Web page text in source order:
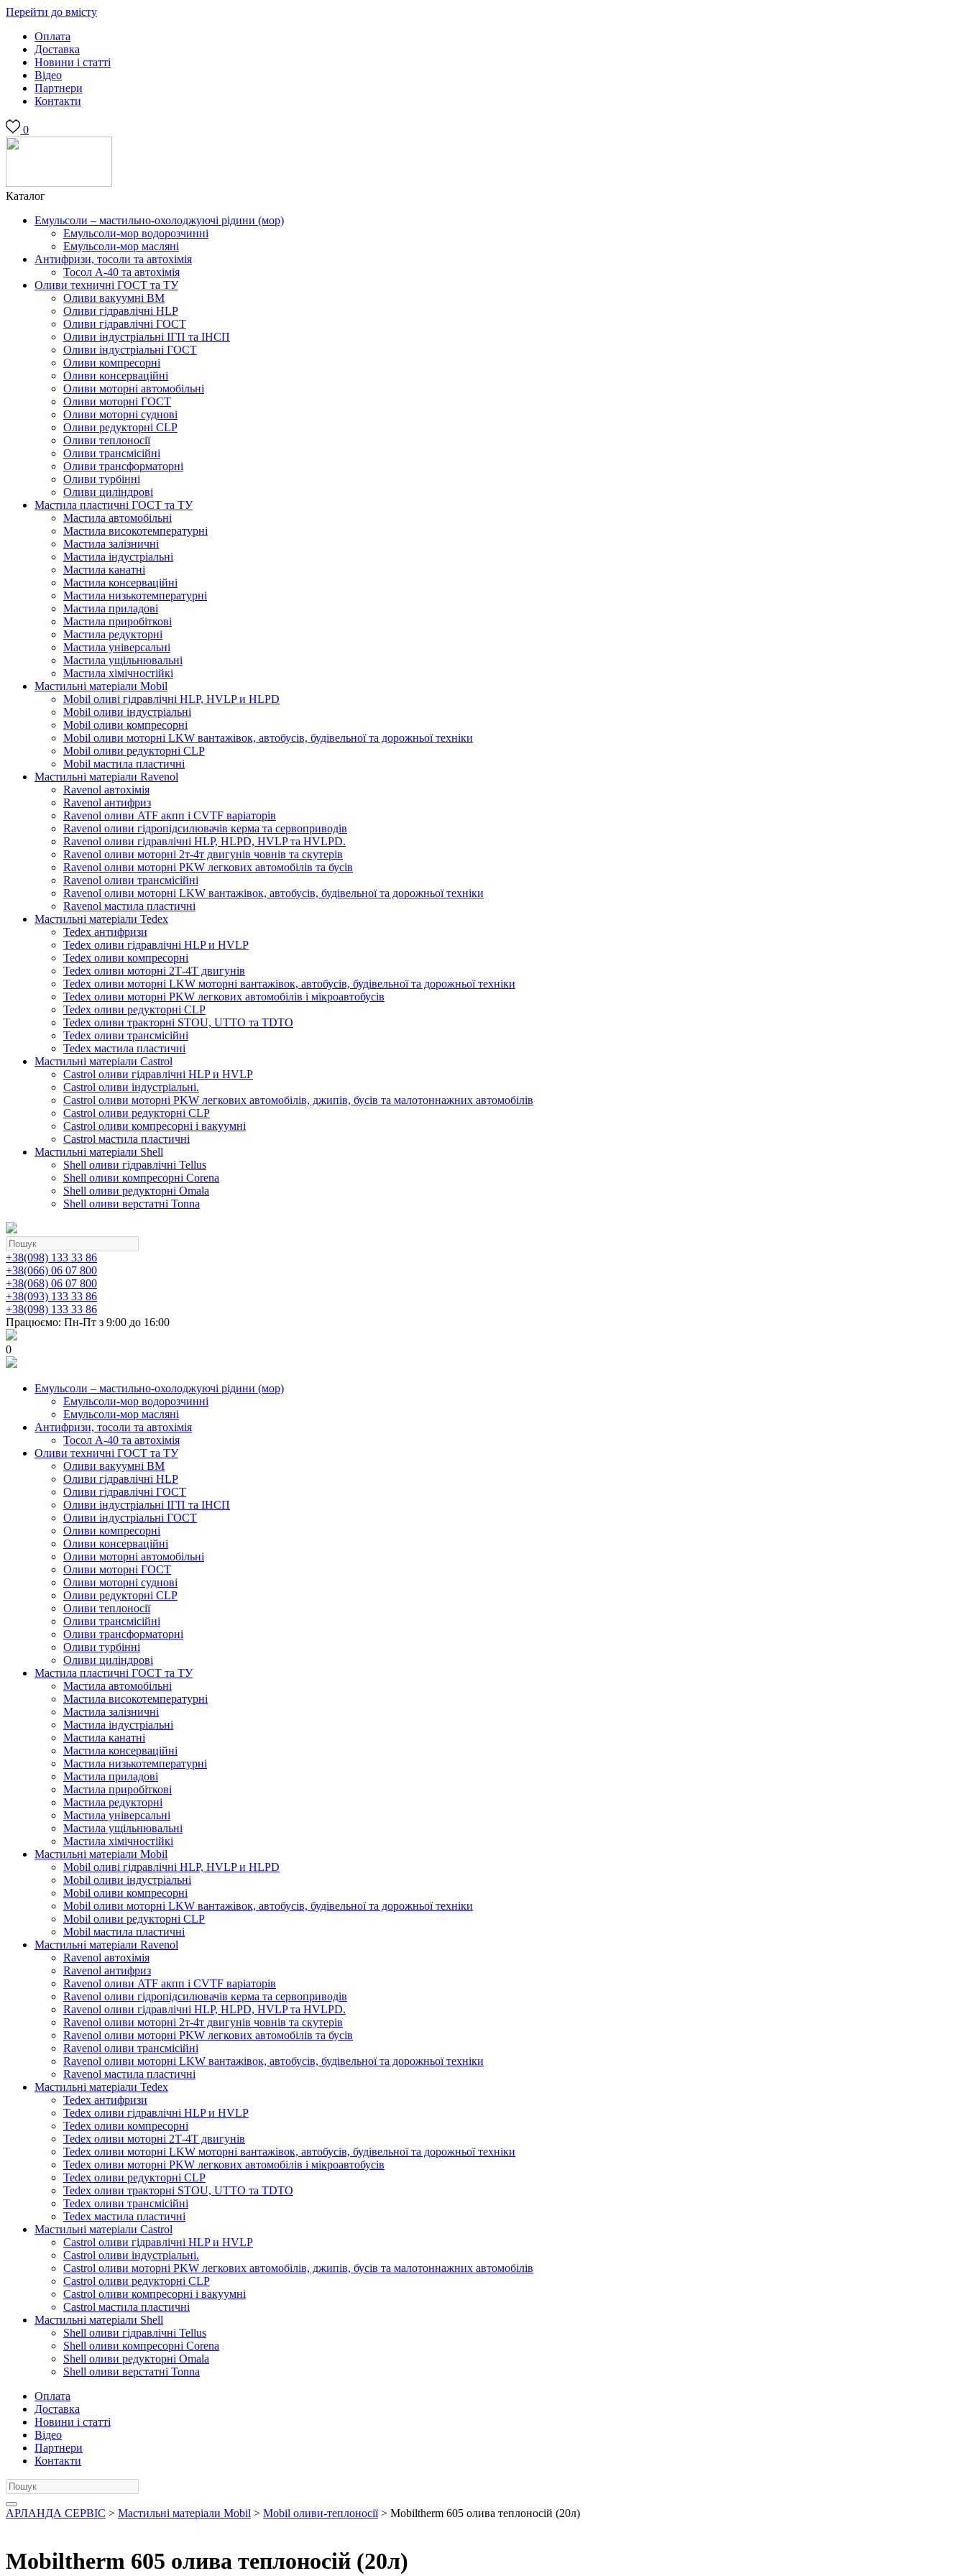
Перейти до вмісту
Оплата
Доставка
Новини і статті
Відео
Партнери
Контакти
0
Каталог
Емульсоли – мастильно-охолоджуючі рідини (мор)
Емульсоли-мор водорозчинні
Емульсоли-мор масляні
Антифризи, тосоли та автохімія
Тосол А-40 та автохімія
Оливи техничні ГОСТ та ТУ
Оливи вакуумні ВМ
Оливи гідравлічні HLP
Оливи гідравлічні ГОСТ
Оливи індустріальні ІГП та ІНСП
Оливи індустріальні ГОСТ
Оливи компресорні
Оливи консерваційні
Оливи моторні автомобільні
Оливи моторні ГОСТ
Оливи моторні суднові
Оливи редукторні CLP
Оливи теплоносії
Оливи трансмісійні
Оливи трансформаторні
Оливи турбінні
Оливи циліндрові
Мастила пластичні ГОСТ та ТУ
Мастила автомобільні
Мастила високотемпературні
Мастила залізничні
Мастила індустріальні
Мастила канатні
Мастила консерваційні
Мастила низькотемпературні
Мастила приладові
Мастила приробіткові
Мастила редукторні
Мастила універсальні
Мастила ущільнювальні
Мастила хімічностійкі
Мастильні матеріали Mobil
Mobil оливі гідравлічні HLP, HVLP и HLPD
Mobil оливи індустріальні
Mobil оливи компресорні
Mobil оливи моторні LKW вантажівок, автобусів, будівельної та дорожньої техніки
Mobil оливи редукторні CLP
Mobil мастила пластичні
Мастильні матеріали Ravenol
Ravenol автохімія
Ravenol антифриз
Ravenol оливи ATF акпп і CVTF варіаторів
Ravenol оливи гідропідсилювачів керма та сервоприводів
Ravenol оливи гідравлічні HLP, HLPD, HVLP та HVLPD.
Ravenol оливи моторні 2т-4т двигунів човнів та скутерів
Ravenol оливи моторні PKW легкових автомобілів та бусів
Ravenol оливи трансмісійні
Ravenol оливи моторні LKW вантажівок, автобусів, будівельної та дорожньої техніки
Ravenol мастила пластичні
Мастильні матеріали Tedex
Tedex антифризи
Tedex оливи гідравлічні HLP и HVLP
Tedex оливи компресорні
Tedex оливи моторні 2Т-4Т двигунів
Tedex оливи моторні LKW моторні вантажівок, автобусів, будівельної та дорожньої техніки
Tedex оливи моторні PKW легкових автомобілів і мікроавтобусів
Tedex оливи редукторні CLP
Tedex оливи тракторні STOU, UTTO та TDTO
Tedex оливи трансмісійні
Tedex мастила пластичні
Мастильні матеріали Castrol
Castrol оливи гідравлічні HLP и HVLP
Castrol оливи індустріальні.
Castrol оливи моторні PKW легкових автомобілів, джипів, бусів та малотоннажних автомобілів
Castrol оливи редукторні CLP
Castrol оливи компресорні і вакуумні
Castrol мастила пластичні
Мастильні матеріали Shell
Shell оливи гідравлічні Tellus
Shell оливи компресорні Corena
Shell оливи редукторні Omala
Shell оливи верстатні Tonna
+38(098) 133 33 86
+38(066) 06 07 800
+38(068) 06 07 800
+38(093) 133 33 86
+38(098) 133 33 86
Працюємо: Пн-Пт з 9:00 до 16:00
0
Емульсоли – мастильно-охолоджуючі рідини (мор)
Емульсоли-мор водорозчинні
Емульсоли-мор масляні
Антифризи, тосоли та автохімія
Тосол А-40 та автохімія
Оливи техничні ГОСТ та ТУ
Оливи вакуумні ВМ
Оливи гідравлічні HLP
Оливи гідравлічні ГОСТ
Оливи індустріальні ІГП та ІНСП
Оливи індустріальні ГОСТ
Оливи компресорні
Оливи консерваційні
Оливи моторні автомобільні
Оливи моторні ГОСТ
Оливи моторні суднові
Оливи редукторні CLP
Оливи теплоносії
Оливи трансмісійні
Оливи трансформаторні
Оливи турбінні
Оливи циліндрові
Мастила пластичні ГОСТ та ТУ
Мастила автомобільні
Мастила високотемпературні
Мастила залізничні
Мастила індустріальні
Мастила канатні
Мастила консерваційні
Мастила низькотемпературні
Мастила приладові
Мастила приробіткові
Мастила редукторні
Мастила універсальні
Мастила ущільнювальні
Мастила хімічностійкі
Мастильні матеріали Mobil
Mobil оливі гідравлічні HLP, HVLP и HLPD
Mobil оливи індустріальні
Mobil оливи компресорні
Mobil оливи моторні LKW вантажівок, автобусів, будівельної та дорожньої техніки
Mobil оливи редукторні CLP
Mobil мастила пластичні
Мастильні матеріали Ravenol
Ravenol автохімія
Ravenol антифриз
Ravenol оливи ATF акпп і CVTF варіаторів
Ravenol оливи гідропідсилювачів керма та сервоприводів
Ravenol оливи гідравлічні HLP, HLPD, HVLP та HVLPD.
Ravenol оливи моторні 2т-4т двигунів човнів та скутерів
Ravenol оливи моторні PKW легкових автомобілів та бусів
Ravenol оливи трансмісійні
Ravenol оливи моторні LKW вантажівок, автобусів, будівельної та дорожньої техніки
Ravenol мастила пластичні
Мастильні матеріали Tedex
Tedex антифризи
Tedex оливи гідравлічні HLP и HVLP
Tedex оливи компресорні
Tedex оливи моторні 2Т-4Т двигунів
Tedex оливи моторні LKW моторні вантажівок, автобусів, будівельної та дорожньої техніки
Tedex оливи моторні PKW легкових автомобілів і мікроавтобусів
Tedex оливи редукторні CLP
Tedex оливи тракторні STOU, UTTO та TDTO
Tedex оливи трансмісійні
Tedex мастила пластичні
Мастильні матеріали Castrol
Castrol оливи гідравлічні HLP и HVLP
Castrol оливи індустріальні.
Castrol оливи моторні PKW легкових автомобілів, джипів, бусів та малотоннажних автомобілів
Castrol оливи редукторні CLP
Castrol оливи компресорні і вакуумні
Castrol мастила пластичні
Мастильні матеріали Shell
Shell оливи гідравлічні Tellus
Shell оливи компресорні Corena
Shell оливи редукторні Omala
Shell оливи верстатні Tonna
Оплата
Доставка
Новини і статті
Відео
Партнери
Контакти
АРЛАНДА СЕРВІС > Мастильні матеріали Mobil > Mobil оливи-теплоносії> Mobiltherm 605 олива теплоносій (20л)
Mobiltherm 605 олива теплоносій (20л)